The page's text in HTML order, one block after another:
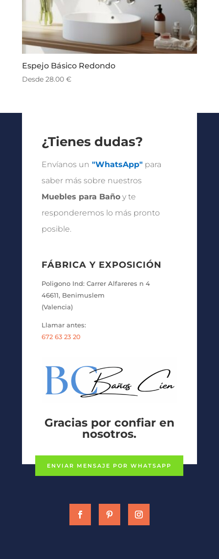
Espejo Básico Redondo
Desde 28.00 €
¿Tienes dudas?
Envíanos un "WhatsApp"para
saber más sobre nuestros
Muebles para Bañoy te
responderemos lo más pronto
posible.
FÁBRICA Y EXPOSICIÓN
Poligono Ind: Carrer Alfareres n 4
46611, Benimuslem
(Valencia)
Llamar antes:
672 63 23 20
Gracias por confiar en
nosotros.
ENVIAR MENSAJE POR WHATSAPP